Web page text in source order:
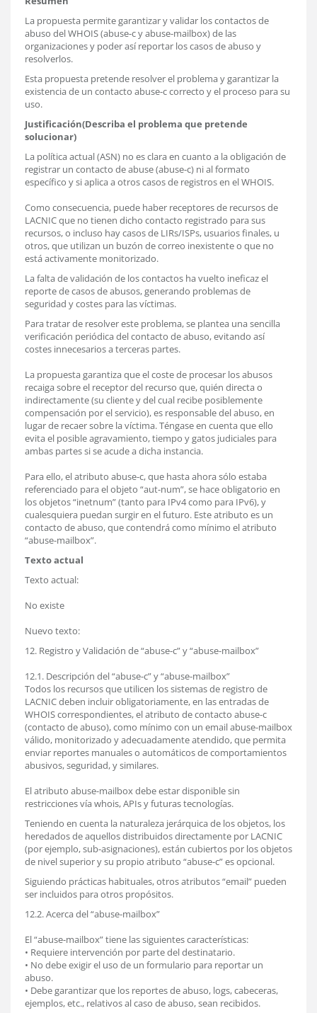
La propuesta permite garantizar y validar los contactos de
abuso del WHOIS (abuse-c y abuse-mailbox) de las
organizaciones y poder así reportar los casos de abuso y
resolverlos.
Esta propuesta pretende resolver el problema y garantizar la
existencia de un contacto abuse-c correcto y el proceso para su
uso.
Justificación(Describa el problema que pretende
solucionar)
La política actual (ASN) no es clara en cuanto a la obligación de
registrar un contacto de abuse (abuse-c) ni al formato
específico y si aplica a otros casos de registros en el WHOIS.
Como consecuencia, puede haber receptores de recursos de
LACNIC que no tienen dicho contacto registrado para sus
recursos, o incluso hay casos de LIRs/ISPs, usuarios finales, u
otros, que utilizan un buzón de correo inexistente o que no
está activamente monitorizado.
La falta de validación de los contactos ha vuelto ineficaz el
reporte de casos de abusos, generando problemas de
seguridad y costes para las víctimas.
Para tratar de resolver este problema, se plantea una sencilla
verificación periódica del contacto de abuso, evitando así
costes innecesarios a terceras partes.
La propuesta garantiza que el coste de procesar los abusos
recaiga sobre el receptor del recurso que, quién directa o
indirectamente (su cliente y del cual recibe posiblemente
compensación por el servicio), es responsable del abuso, en
lugar de recaer sobre la víctima. Téngase en cuenta que ello
evita el posible agravamiento, tiempo y gatos judiciales para
ambas partes si se acude a dicha instancia.
Para ello, el atributo abuse-c, que hasta ahora sólo estaba
referenciado para el objeto “aut-num”, se hace obligatorio en
los objetos “inetnum” (tanto para IPv4 como para IPv6), y
cualesquiera puedan surgir en el futuro. Este atributo es un
contacto de abuso, que contendrá como mínimo el atributo
“abuse-mailbox”.
Texto actual
Texto actual:
No existe
Nuevo texto:
12. Registro y Validación de “abuse-c” y “abuse-mailbox”
12.1. Descripción del “abuse-c” y “abuse-mailbox”
Todos los recursos que utilicen los sistemas de registro de
LACNIC deben incluir obligatoriamente, en las entradas de
WHOIS correspondientes, el atributo de contacto abuse-c
(contacto de abuso), como mínimo con un email abuse-mailbox
válido, monitorizado y adecuadamente atendido, que permita
enviar reportes manuales o automáticos de comportamientos
abusivos, seguridad, y similares.
El atributo abuse-mailbox debe estar disponible sin
restricciones vía whois, APIs y futuras tecnologías.
Teniendo en cuenta la naturaleza jerárquica de los objetos, los
heredados de aquellos distribuidos directamente por LACNIC
(por ejemplo, sub-asignaciones), están cubiertos por los objetos
de nivel superior y su propio atributo “abuse-c” es opcional.
Siguiendo prácticas habituales, otros atributos “email” pueden
ser incluidos para otros propósitos.
12.2. Acerca del “abuse-mailbox”
El “abuse-mailbox” tiene las siguientes características:
• Requiere intervención por parte del destinatario.
• No debe exigir el uso de un formulario para reportar un
abuso.
• Debe garantizar que los reportes de abuso, logs, cabeceras,
ejemplos, etc., relativos al caso de abuso, sean recibidos.